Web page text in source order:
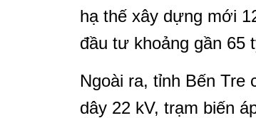
hạ thế xây dựng mới
đầu tư khoảng gần 65
Ngoài ra, tỉnh Bến
dây 22 kV, trạm biến